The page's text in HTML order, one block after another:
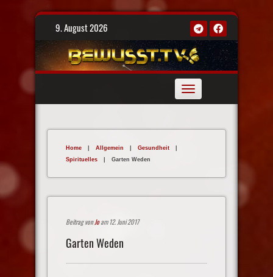
Skip
9. August 2026
Toggle
navigation
Home | Allgemein | Gesundheit
|
Spirituelles
| Garten Weden
Beitrag vonJoam 12. Juni 2017
Garten Weden